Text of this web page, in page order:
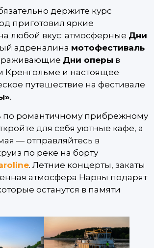
держите курс
приготовил яркие
любой вкус: атмосферные Дни
адреналина мотофестиваль
Дни оперы в
Кренгольме и настоящее
путешествие на фестивале
.
по романтичному прибрежному
для себя уютные кафе, а
— отправляйтесь в
по реке на борту
. Летние концерты, закаты
атмосфера Нарвы подарят
останутся в памяти